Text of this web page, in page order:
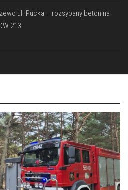
ul. Pucka – rozsypany beton na
213